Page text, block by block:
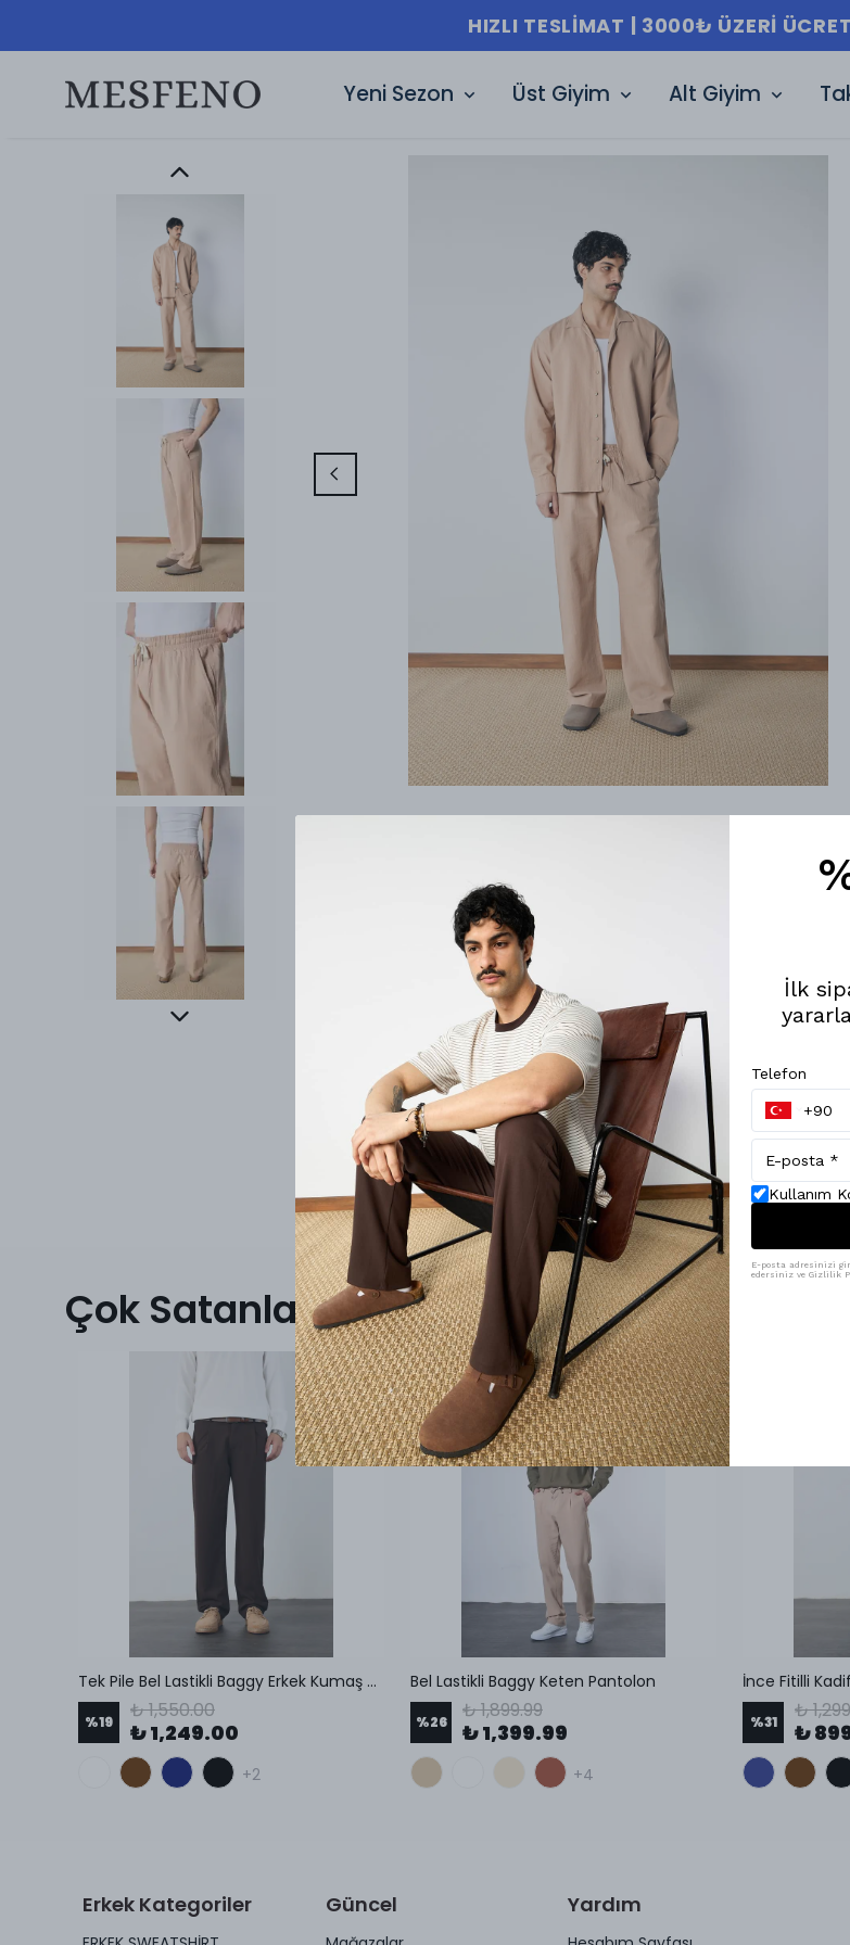
HIZLI TESLIMAT | 3000₺ ÜZERI
Yeni Sezon Üst Giyim Alt Giyim
Çok Satanlar
Tek Pile Bel Lastikli Baggy Erkek Kumaş Pantolon
%19 ₺ 1,550.00
₺ 1,249.00
+2
Bel Lastikli Baggy Keten Pantolon
%26 ₺ 1,899.99
₺ 1,399.99
+4
İnce Fitilli
%31 ₺
₺
Erkek Kategoriler Güncel Yardım
İlk
Telefon
Kullanım
E-posta adresinizi
edersiniz ve Gizlilik